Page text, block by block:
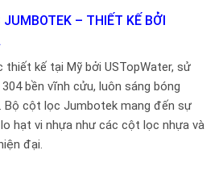
JUMBOTEK – THIẾT KẾ BỞI
kế tại Mỹ bởi USTopWater, sử
bền vĩnh cửu, luôn sáng bóng
Bộ cột lọc Jumbotek mang đến sự
hạt vi nhựa như các cột lọc nhựa và
đại.